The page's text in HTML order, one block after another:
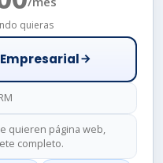
quieras
quieren página web,
completo.